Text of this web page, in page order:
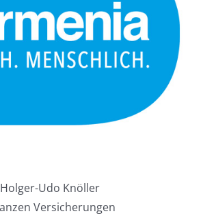
Holger-Udo Knöller
Versicherungen